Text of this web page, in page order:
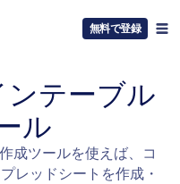
無料で登録
テーブル
ル
成ツールを使えば、コ
レッドシートを作成・